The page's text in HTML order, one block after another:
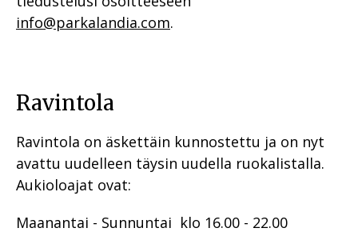
info@parkalandia.com.
Ravintola
Ravintola on äskettäin kunnostettu ja on nyt
avattu uudelleen täysin uudella ruokalistalla.
Aukioloajat ovat:
Maanantai - Sunnuntai klo 16.00 - 22.00